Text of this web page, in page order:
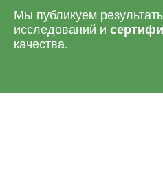
Мы публикуем
исследований и
качества.